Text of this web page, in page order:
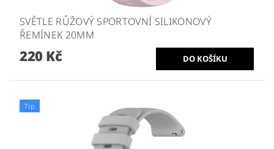
SVĚTLE RŮŽOVÝ SPORTOVNÍ SILIKONOVÝ
ŘEMÍNEK 20MM
220 Kč
Tip